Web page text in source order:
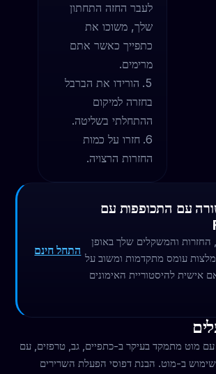
לעבר החזה התחתון
שלך, משוכו את
כתפייך כאשר אתם
מרימים.
הורידו את הברבל
בחזרה למיקום
ההתחלתי בשליטה.
חזרו על כמות
החזרות הרצויה.
עם התכופפות עם
והמשקלים שלך באופן
עומס מתקדמות ומשוב על
אישית להיסטוריית האימונים
התחל חינם
מוט מתמקד בעיקר ב-כתפיים, גב, טרפזים, עם
ב-מוט. הבנת דפוסי הפעלת השרירים